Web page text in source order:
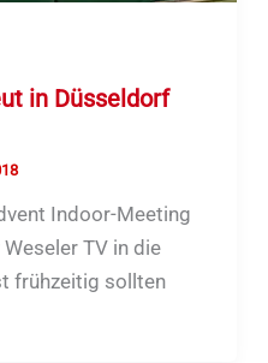
in Düsseldorf
Indoor-Meeting
TV in die
frühzeitig sollten